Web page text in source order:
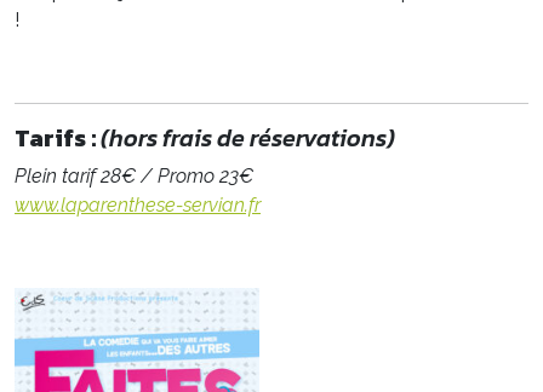
!
Tarifs :(hors frais de réservations)
Plein tarif 28€ / Promo 23€
www.laparenthese-servian.fr